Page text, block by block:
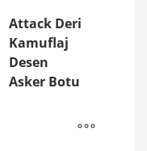
Attack Deri
Kamuflaj
Desen
Asker Botu